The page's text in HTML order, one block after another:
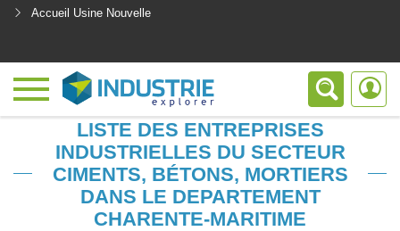
Accueil Usine Nouvelle
LISTE DES ENTREPRISES
INDUSTRIELLES DU SECTEUR
CIMENTS, BÉTONS, MORTIERS
DANS LE DEPARTEMENT
CHARENTE-MARITIME